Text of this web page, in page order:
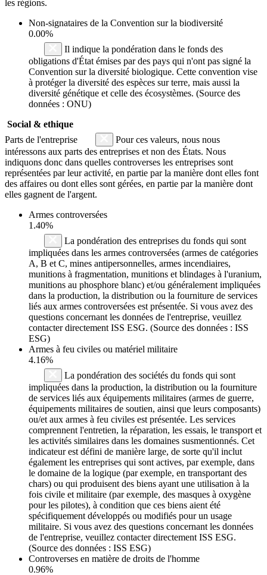
les régions.
Non-signataires de la Convention sur la biodiversité
0.00%
Il indique la pondération dans le fonds des
obligations d'État émises par des pays qui n'ont pas signé la
Convention sur la diversité biologique. Cette convention vise
à protéger la diversité des espèces sur terre, mais aussi la
diversité génétique et celle des écosystèmes. (Source des
données : ONU)
Social & ethique
Parts de l'entreprise
Pour ces valeurs, nous nous
intéressons aux parts des entreprises et non des États. Nous
indiquons donc dans quelles controverses les entreprises sont
représentées par leur activité, en partie par la manière dont elles font
des affaires ou dont elles sont gérées, en partie par la manière dont
elles gagnent de l'argent.
Armes controversées
1.40%
La pondération des entreprises du fonds qui sont
impliquées dans les armes controversées (armes de catégories
A, B et C, mines antipersonnelles, armes incendiaires,
munitions à fragmentation, munitions et blindages à l'uranium,
munitions au phosphore blanc) et/ou généralement impliquées
dans la production, la distribution ou la fourniture de services
liés aux armes controversées est présentée. Si vous avez des
questions concernant les données de l'entreprise, veuillez
contacter directement ISS ESG. (Source des données : ISS
ESG)
Armes à feu civiles ou matériel militaire
4.16%
La pondération des sociétés du fonds qui sont
impliquées dans la production, la distribution ou la fourniture
de services liés aux équipements militaires (armes de guerre,
équipements militaires de soutien, ainsi que leurs composants)
ou/et aux armes à feu civiles est présentée. Les services
comprennent l'entretien, la réparation, les essais, le transport et
les activités similaires dans les domaines susmentionnés. Cet
indicateur est défini de manière large, de sorte qu'il inclut
également les entreprises qui sont actives, par exemple, dans
le domaine de la logique (par exemple, en transportant des
chars) ou qui produisent des biens ayant une utilisation à la
fois civile et militaire (par exemple, des masques à oxygène
pour les pilotes), à condition que ces biens aient été
spécifiquement développés ou modifiés pour un usage
militaire. Si vous avez des questions concernant les données
de l'entreprise, veuillez contacter directement ISS ESG.
(Source des données : ISS ESG)
Controverses en matière de droits de l'homme
0.96%